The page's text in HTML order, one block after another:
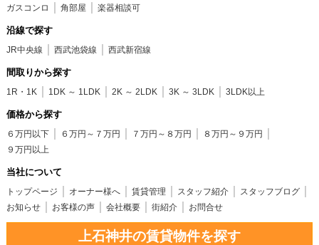
ガスコンロ
角部屋 楽器相談可
沿線で探す
JR中央線 西武池袋線 西武新宿線
間取りから探す
1R・1K 1DK ～ 1LDK 2K ～ 2LDK 3K ～ 3LDK 3LDK以上
価格から探す
６万円以下 ６万円～７万円 ７万円～８万円
８万円～９万円
９万円以上
当社について
トップページ オーナー様へ 賃貸管理 スタッフ紹介
スタッフブログ
お知らせ
お客様の声 会社概要 街紹介 お問合せ
上石神井の賃貸物件を探す